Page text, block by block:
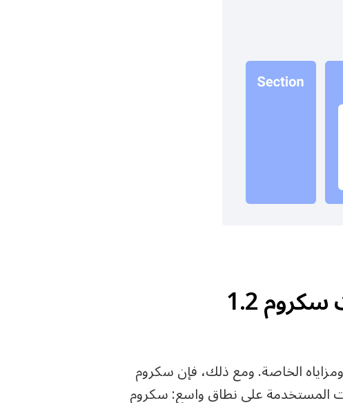
ما الذي يمكنك تتبعه باستخدام إصدارات سكروم 1.2
إصدار ميزاته التقنية ومزاياه الخاصة. ومع ذلك، فإن سكروم
المستخدمة على نطاق واسع: سكروم